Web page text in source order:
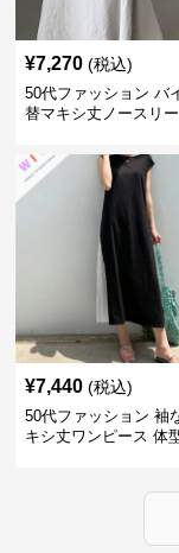
¥7,270 (税込)
50代ファッション バ
替マキシ丈ノースリ
¥7,440 (税込)
50代ファッション 袖
キシ丈ワンピース 体